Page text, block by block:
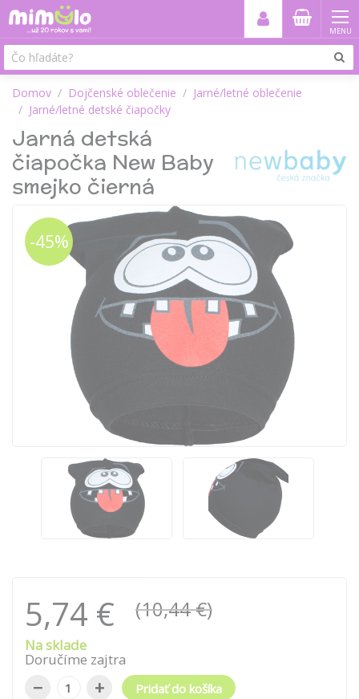
MENU
Domov Dojčenské oblečenie
Jarné/letné oblečenie
Jarné/letné detské čiapočky
Jarná detská
čiapočka New Baby
smejko čierná
-45%
5,74 € (10,44 €)
Na sklade
Doručíme zajtra
− + Pridať do košíka